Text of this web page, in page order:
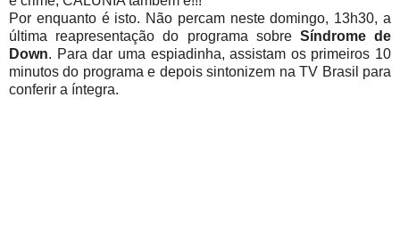
Por enquanto é isto. Não percam neste domingo, 13h30, a
última reapresentação do programa sobre Síndrome de
Down. Para dar uma espiadinha, assistam os primeiros 10
minutos do programa e depois sintonizem na TV Brasil para
conferir a íntegra.